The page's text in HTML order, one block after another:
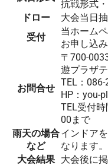
抗戦形式
ドロー
大会当日
受付
当ホーム
お申し込
お問合せ
〒700-
遊プラザ
TEL：
HP：you-
TEL受付
00まで
雨天の場合
など
インドア
なります。
大会結果 大会後に